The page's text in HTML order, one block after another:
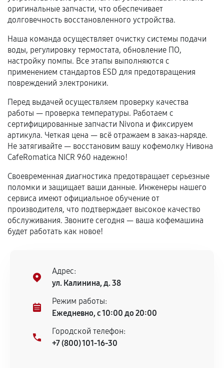
Обращение после окончания гарантийного
срока.
Программные сбои, если это не указано в
отдельных условиях.
Если комплектующие куплены
самостоятельно
Гарантия на выполненные работы может
сохраняться полностью или частично, если
соблюдены следующие условия:
техническим параметрам и не имеют внешних
дефектов.
Установка была выполнена нашим сервисным
центром.
При этом гарантия на сами комплектующие
сервисный центр ответственности не несет.
оригинальные запчасти, что обеспечивает
долговечность восстановленного устройства.
Наша команда осуществляет очистку системы подачи
воды, регулировку термостата, обновление ПО,
настройку помпы. Все этапы выполняются с
применением стандартов ESD для предотвращения
повреждений электроники.
Перед выдачей осуществляем проверку качества
работы — проверка температуры. Работаем с
сертифицированные запчасти Nivona и фиксируем
артикула. Четкая цена — всё отражаем в заказ-наряде.
Не затягивайте — восстановим вашу кофемолку Нивона
CafeRomatica NICR 960 надежно!
Своевременная диагностика предотвращает серьезные
поломки и защищает ваши данные. Инженеры нашего
сервиса имеют официальное обучение от
производителя, что подтверждает высокое качество
обслуживания. Звоните сегодня — ваша кофемашина
будет работать как новое!
Адрес:
ул. Калинина, д. 38
Режим работы:
Ежедневно, с 10:00 до 20:00
Городской телефон:
+7 (800) 101-16-30